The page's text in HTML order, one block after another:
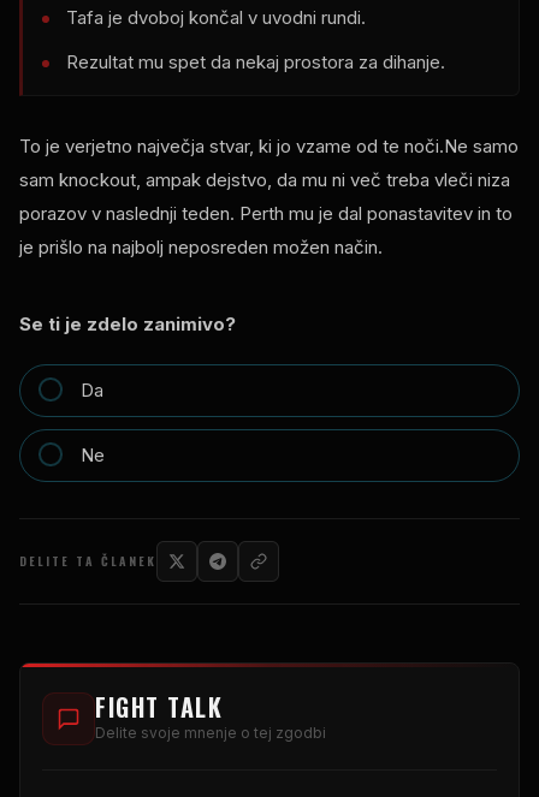
Tafa je dvoboj končal v uvodni rundi.
Rezultat mu spet da nekaj prostora za dihanje.
To je verjetno največja stvar, ki jo vzame od te noči.Ne samo
sam knockout, ampak dejstvo, da mu ni več treba vleči niza
porazov v naslednji teden. Perth mu je dal ponastavitev in to
je prišlo na najbolj neposreden možen način.
Se ti je zdelo zanimivo?
Da
Ne
DELITE TA ČLANEK
FIGHT TALK
Delite svoje mnenje o tej zgodbi